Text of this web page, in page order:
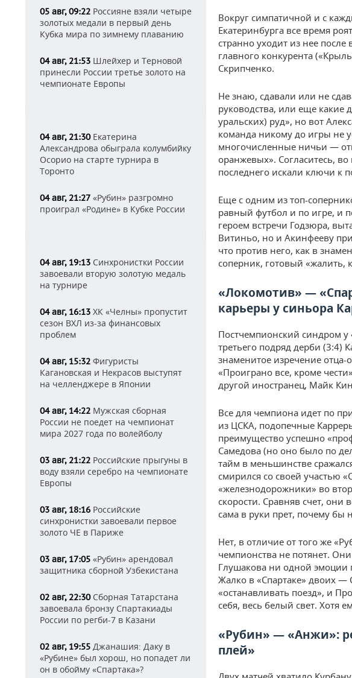
05 авг, 09:22 Россияне взяли четыре
золотых медали в первый день
Кубка мира по зимнему плаванию
04 авг, 21:53 Шлейхер и Терновой
принесли России третье золото на
чемпионате Европы
04 авг, 21:30Екатерина
Александрова обыграла колумбийку
Осорио на старте турнира в
Торонто
04 авг, 21:27 «Рубин» разгромно
проиграл «Родине» в Кубке России
04 авг, 19:13 Синхронистки России
завоевали вторую золотую медаль
на турнире
04 авг, 16:13 ХК «Челны» пропустит
сезон ВХЛ из-за финансовых
проблем
04 авг, 15:32 Фигуристы
Кагановская и Некрасов выступят
на челленджере в Японии
04 авг, 14:22 Мужская сборная
России не поедет на чемпионат
мира 2027 года по волейболу
03 авг, 21:22 Российские прыгуны в
воду взяли серебро на чемпионате
Европы
03 авг, 18:16 Российские
синхронистки завоевали первое
золото ЧЕ в Париже
03 авг, 17:05 «Рубин» арендовал
защитника сборной Узбекистана
02 авг, 22:30Сборная Татарстана
завоевала бронзу Спартакиады
России по регби-7 в Казани
02 авг, 19:55 Джанашия: Даку в
«Рубине» был хорош, но попадет ли
он в обойму «Спартака»?
Вокруг симпатичной и с
Екатеринбурга все время
странно уходит из нее после
главного конкурента
Скрипченко.
Не знаю, сдавали или не
руководства, или еще какие
уральских) руд», но вот
команда никому до игры не
многочисленные ничьи —
оранжевых». Согласитесь,
последнего искали ключи к
Еще с одним из топ-
равный футбол и по игре, и
героем встречи Годзюра,
Витиньо, но и Акинфееву
что против него, как в
соперник, готовый «жалить,
«Локомотив» —
карьеры у синьора
Постчемпионский синдром
третьего подряд дерби (3:4)
знаменитое изречение отца-
«Проиграно все, кроме
другой иностранец, Майк
Все для чемпиона идет по
из ЦСКА, подопечные
преимущество успешно
Самедова (но оно было по
тайм в меньшинстве
смирился со своей участью
«железнодорожники» во
скорости. Сравняв счет, они
сама в руки прет, почему бы
Нет, в отличие от того же
чемпионства не потянет.
Глушакова ни одной эмоции
Жалко в «Спартаке» двоих —
«останавливать поезд», и
себя, весь белый свет. Хотя
«Рубин» — «Анжи»:
плей»